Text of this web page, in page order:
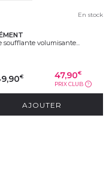
En stock
soufflante volumisante...
€ 47,90€
PRIX CLUB ?
AJOUTER